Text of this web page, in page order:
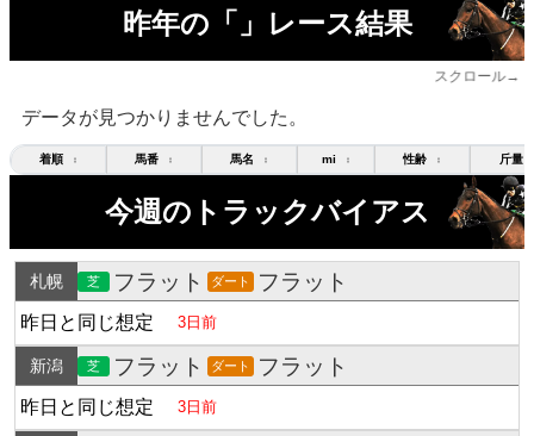
昨年の「」レース結果
スクロール→
データが見つかりませんでした。
着順 ↕ 馬番 ↕ 馬名 ↕ mi ↕ 性齢 ↕ 斤量
今週のトラックバイアス
札幌 芝 フラット ダート フラット
昨日と同じ想定 3日前
新潟 芝 フラット ダート フラット
昨日と同じ想定 3日前